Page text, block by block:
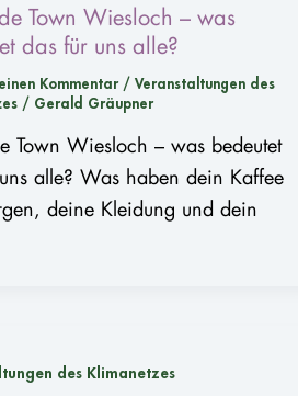
Town Wiesloch – was
das für uns alle?
Kommentar / Veranstaltungen des
/ Gerald Gräupner
Town Wiesloch – was bedeutet
alle? Was haben dein Kaffee
deine Kleidung und dein
des Klimanetzes